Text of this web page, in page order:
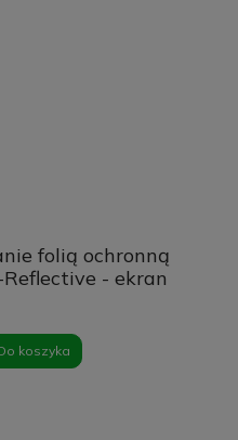
folią ochronną
- ekran
koszyka